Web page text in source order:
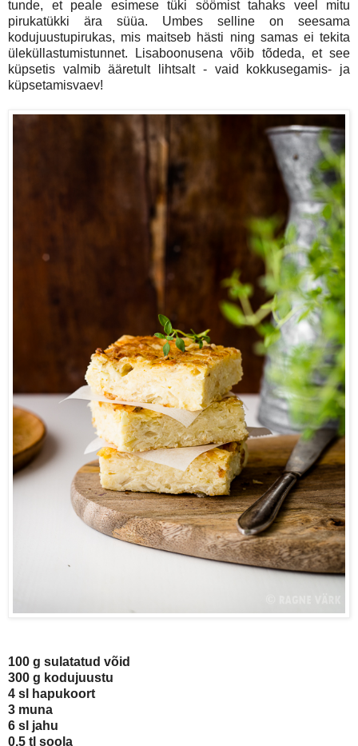
tunde, et peale esimese tüki söömist tahaks veel mitu
pirukatükki ära süüa. Umbes selline on seesama
kodujuustupirukas, mis maitseb hästi ning samas ei tekita
üleküllastumistunnet. Lisaboonusena võib tõdeda, et see
küpsetis valmib ääretult lihtsalt - vaid kokkusegamis- ja
küpsetamisvaev!
100 g sulatatud võid
300 g kodujuustu
4 sl hapukoort
3 muna
6 sl jahu
0,5 tl soola